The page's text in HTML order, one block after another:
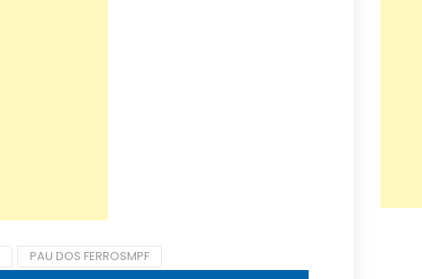
PAU DOS FERROSMPF